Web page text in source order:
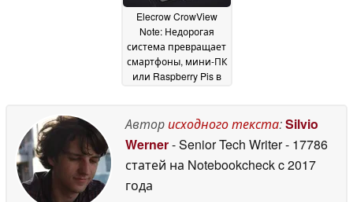
Elecrow CrowView
Note: Недорогая
система превращает
смартфоны, мини-ПК
или Raspberry Pis в
Авторисходного текста:Silvio
Werner- Senior Tech Writer- 17786
статей на Notebookcheckc 2017
года